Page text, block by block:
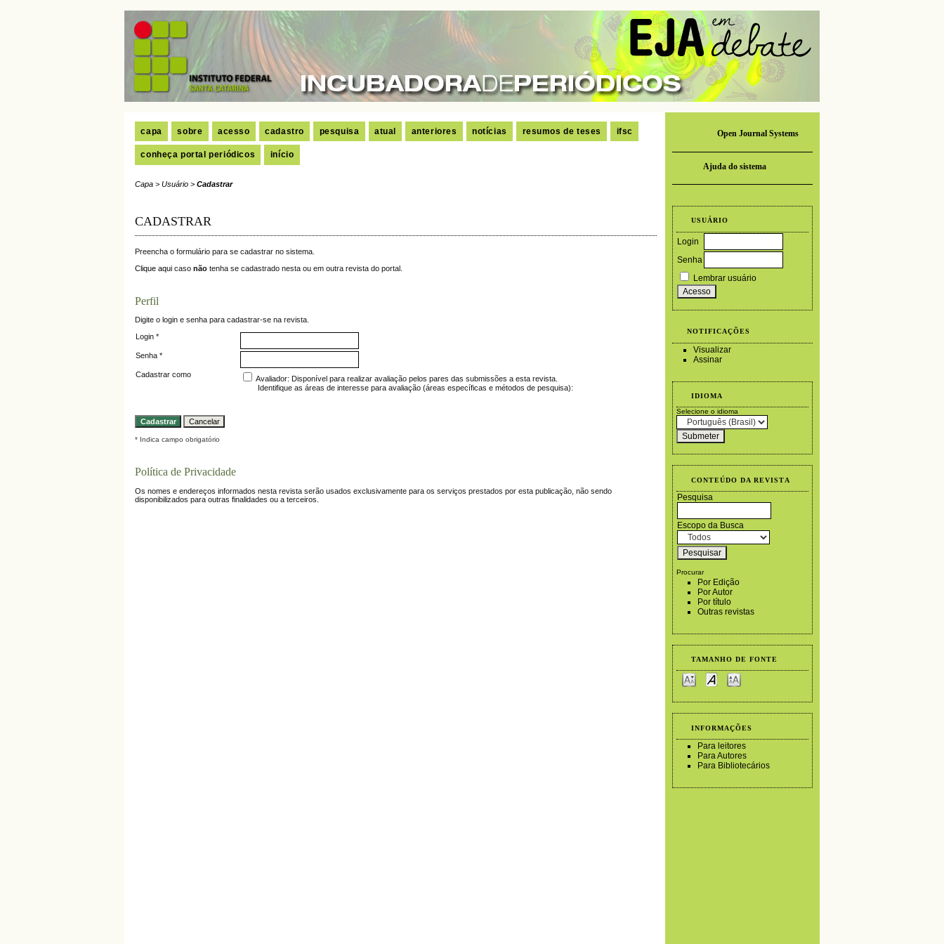
Open Journal Systems
Ajuda do sistema
USUÁRIO
Login
Senha
Lembrar usuário
NOTIFICAÇÕES
Visualizar
Assinar
IDIOMA
Selecione o idioma
CONTEÚDO DA REVISTA
Pesquisa
Escopo da Busca
Procurar
Por Edição
Por Autor
Por título
Outras revistas
TAMANHO DE FONTE
INFORMAÇÕES
Para leitores
Para Autores
Para Bibliotecários
capa sobre acesso cadastro pesquisa atual anteriores notícias resumos de teses ifsc
conheça portal periódicos início
Capa > Usuário > Cadastrar
CADASTRAR
Preencha o formulário para se cadastrar no sistema.
Clique aqui caso não tenha se cadastrado nesta ou em outra revista do portal.
Perfil
Digite o login e senha para cadastrar-se na revista.
Login *
Senha *
Cadastrar como Avaliador: Disponível para realizar avaliação pelos pares das submissões a esta revista.
Identifique as áreas de interesse para avaliação (áreas específicas e métodos de pesquisa):
* Indica campo obrigatório
Política de Privacidade
Os nomes e endereços informados nesta revista serão usados exclusivamente para os serviços prestados por esta publicação, não sendo
disponibilizados para outras finalidades ou a terceiros.